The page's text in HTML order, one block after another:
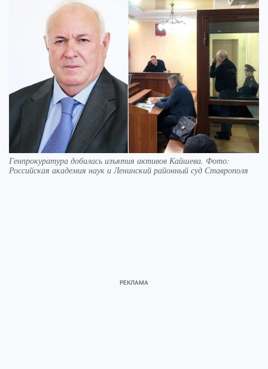
Генпрокуратура добилась изъятия активов Кайшева. Фото:
Российская академия наук и Ленинский районный суд Ставрополя